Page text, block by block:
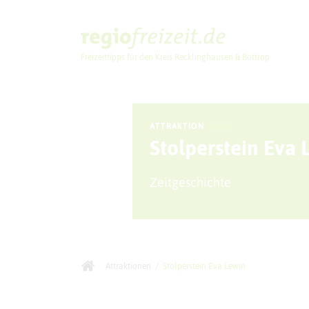
Freizeittipps für den Kreis Recklinghausen & Bottrop
Ausflugstipps
ATTRAKTION
Stolperstein Eva
Zeitgeschichte
Stolperstein Eva Lewin